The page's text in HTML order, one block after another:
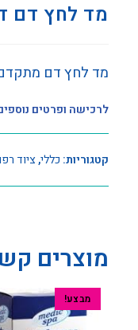
מד לחץ דם
מד לחץ דם
לרכישה ופרטים נוספים: 1700-50-
קטגוריות: כללי,ציוד
מוצרים
מבצע!